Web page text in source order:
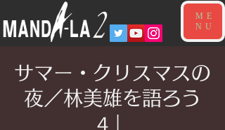
ME
NU
サマー・クリスマスの
夜／林美雄を語ろう
４」